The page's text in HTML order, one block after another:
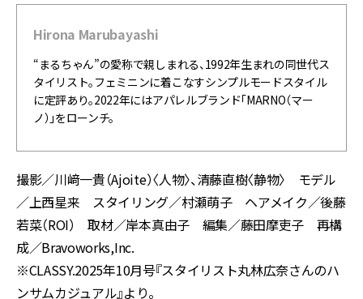
Hirona Marubayashi
“まるちゃん”の愛称で親しまれる、1992年生まれの同世代ス
タイリスト。フェミニンに着こなすシンプルモードスタイル
に定評あり。2022年にはアパレルブランド「MARNO（マー
ノ）」をローンチ。
撮影／川﨑一貴（Ajoite）〈人物〉、清藤直樹〈静物〉 モデル
／上西星来 スタイリング／村瀬萌子 ヘアメイク／後藤
若菜（ROI） 取材／岸本真由子 編集／藤田摩吏子 再構
成／Bravoworks,Inc.
※CLASSY.2025年10月号『スタイリスト丸林広奈さんのハ
ンサムカジュアル』より。